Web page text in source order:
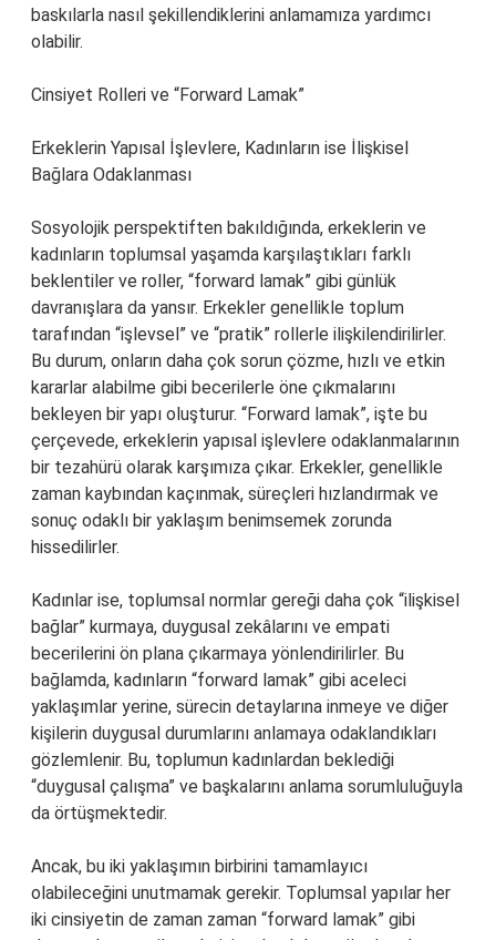
baskılarla nasıl şekillendiklerini anlamamıza yardımcı
olabilir.
Cinsiyet Rolleri ve “Forward Lamak”
Erkeklerin Yapısal İşlevlere, Kadınların ise İlişkisel
Bağlara Odaklanması
Sosyolojik perspektiften bakıldığında, erkeklerin ve
kadınların toplumsal yaşamda karşılaştıkları farklı
beklentiler ve roller, “forward lamak” gibi günlük
davranışlara da yansır. Erkekler genellikle toplum
tarafından “işlevsel” ve “pratik” rollerle ilişkilendirilirler.
Bu durum, onların daha çok sorun çözme, hızlı ve etkin
kararlar alabilme gibi becerilerle öne çıkmalarını
bekleyen bir yapı oluşturur. “Forward lamak”, işte bu
çerçevede, erkeklerin yapısal işlevlere odaklanmalarının
bir tezahürü olarak karşımıza çıkar. Erkekler, genellikle
zaman kaybından kaçınmak, süreçleri hızlandırmak ve
sonuç odaklı bir yaklaşım benimsemek zorunda
hissedilirler.
Kadınlar ise, toplumsal normlar gereği daha çok “ilişkisel
bağlar” kurmaya, duygusal zekâlarını ve empati
becerilerini ön plana çıkarmaya yönlendirilirler. Bu
bağlamda, kadınların “forward lamak” gibi aceleci
yaklaşımlar yerine, sürecin detaylarına inmeye ve diğer
kişilerin duygusal durumlarını anlamaya odaklandıkları
gözlemlenir. Bu, toplumun kadınlardan beklediği
“duygusal çalışma” ve başkalarını anlama sorumluluğuyla
da örtüşmektedir.
Ancak, bu iki yaklaşımın birbirini tamamlayıcı
olabileceğini unutmamak gerekir. Toplumsal yapılar her
iki cinsiyetin de zaman zaman “forward lamak” gibi